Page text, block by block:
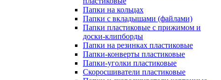
Папки на кольцах
Папки с вкладышами (файлами)
Папки пластиковые с прижимом и
доски-клипборды
Папки на резинках пластиковые
Папки-конверты пластиковые
Папки-уголки пластиковые
Скоросшиватели пластиковые